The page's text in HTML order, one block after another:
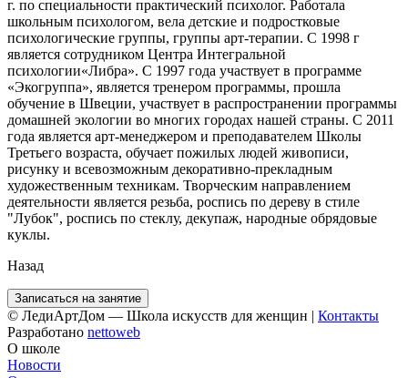
г. по специальности практический психолог. Работала
школьным психологом, вела детские и подростковые
психологические группы, группы арт-терапии. C 1998 г
является сотрудником Центра Интегральной
психологии«Либра». С 1997 года участвует в программе
«Экогруппа», является тренером программы, прошла
обучение в Швеции, участвует в распространении программы
домашней экологии во многих городах нашей страны. С 2011
года является арт-менеджером и преподавателем Школы
Третьего возраста, обучает пожилых людей живописи,
рисунку и всевозможным декоративно-прекладным
художественным техникам. Творческим направлением
деятельности является резьба, роспись по дереву в стиле
"Лубок", роспись по стеклу, декупаж, народные обрядовые
куклы.
Назад
Записаться на занятие
© ЛедиАртДом — Школа искусств для женщин | Контакты
Разработано nettoweb
О школе
Новости